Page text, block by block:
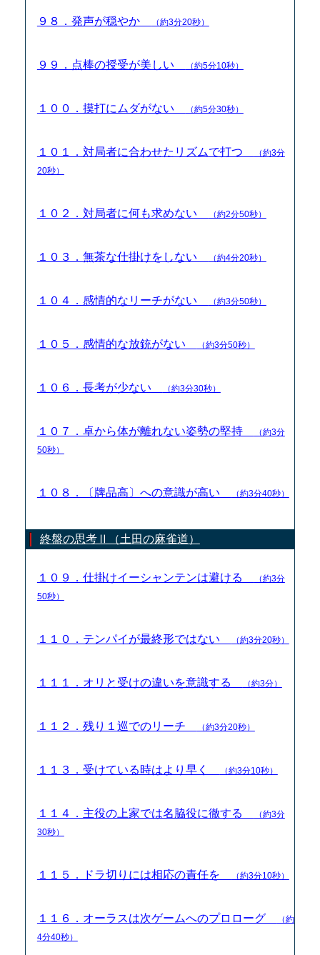
９８．発声が穏やか （約3分20秒）
９９．点棒の授受が美しい （約5分10秒）
１００．摸打にムダがない （約5分30秒）
１０１．対局者に合わせたリズムで打つ
（約3分
20秒）
１０２．対局者に何も求めない （約2分50秒）
１０３．無茶な仕掛けをしない （約4分20秒）
１０４．感情的なリーチがない （約3分50秒）
１０５．感情的な放銃がない （約3分50秒）
１０６．長考が少ない （約3分30秒）
１０７．卓から体が離れない姿勢の堅持
（約3分
50秒）
１０８．〔牌品高〕への意識が高い （約3分40秒）
終盤の思考Ⅱ（土田の麻雀道）
１０９．仕掛けイーシャンテンは避ける
（約3分
50秒）
１１０．テンパイが最終形ではない （約3分20秒）
１１１．オリと受けの違いを意識する （約3分）
１１２．残り１巡でのリーチ （約3分20秒）
１１３．受けている時はより早く （約3分10秒）
１１４．主役の上家では名脇役に徹する
（約3分
30秒）
１１５．ドラ切りには相応の責任を （約3分10秒）
１１６．オーラスは次ゲームへのプロローグ
（約
4分40秒）